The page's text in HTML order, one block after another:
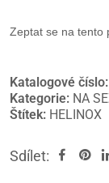
Zeptat se na tento
Katalogové číslo:
Kategorie: NA
Štítek: HELINOX
Sdílet: